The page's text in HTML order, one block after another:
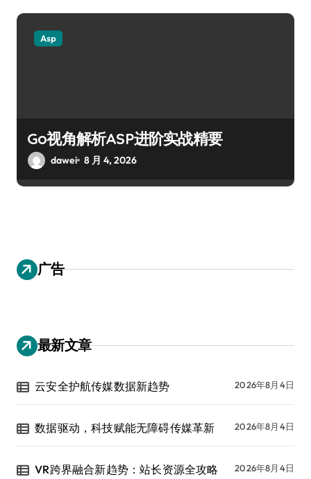
Asp
Go视角解析ASP进阶实战精要
dawei 8 月 4, 2026
广告
最新文章
云安全护航传媒数据新趋势 2026年8月4日
数据驱动，科技赋能无障碍传媒革新 2026年8月4日
VR跨界融合新趋势：站长资源全攻略 2026年8月4日